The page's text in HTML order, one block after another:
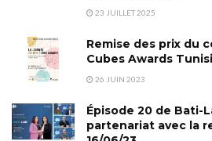
23 JUILLET 2025
Remise des prix du
Cubes Awards
26 JUIN 2023
Épisode 20 de Bati-
partenariat avec la